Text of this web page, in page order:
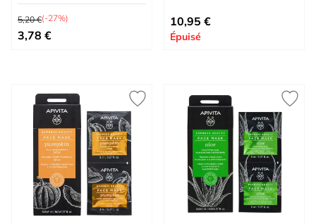
Prix normal
5,20 €(-27%)
Prix spécial
3,78 €
10,95 €
Épuisé